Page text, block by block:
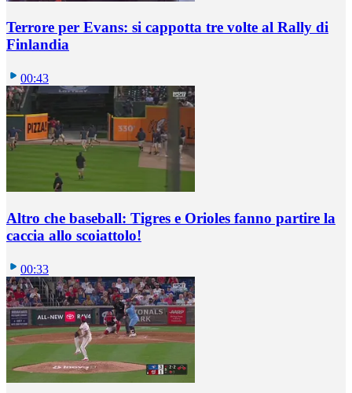
Terrore per Evans: si cappotta tre volte al Rally di
Finlandia
00:43
Altro che baseball: Tigres e Orioles fanno partire la
caccia allo scoiattolo!
00:33